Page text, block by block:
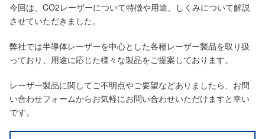
今回は、CO2レーザーについて特徴や用途、しくみについて解説
させていただきました。
弊社では半導体レーザーを中心とした各種レーザー製品を取り扱
っており、用途に応じた様々な製品をご提案しております。
レーザー製品に関してご不明点やご要望などありましたら、お問
い合わせフォームからお気軽にお問い合わせいただけますと幸い
です。